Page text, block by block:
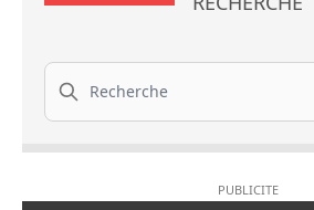
Recherche